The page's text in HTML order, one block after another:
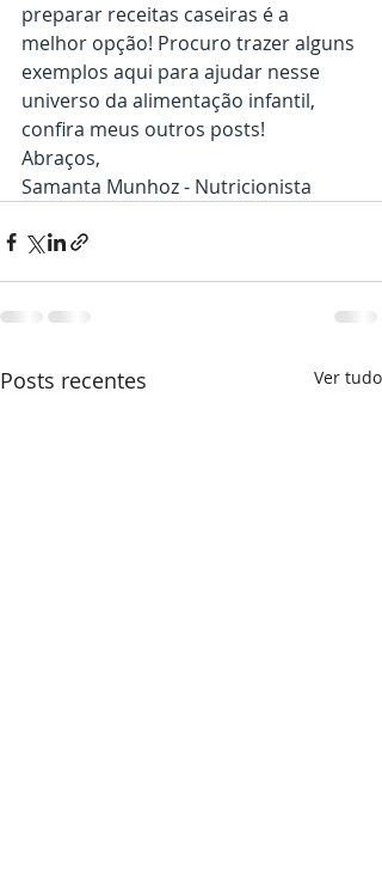
preparar receitas caseiras é a
melhor opção! Procuro trazer alguns
exemplos aqui para ajudar nesse
universo da alimentação infantil,
confira meus outros posts!
Abraços,
Samanta Munhoz - Nutricionista
Posts recentes Ver tudo